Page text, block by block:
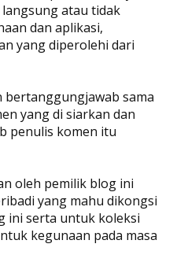
atau tidak
dan aplikasi,
yang diperolehi dari
bertanggungjawab sama
yang di siarkan dan
penulis komen itu
oleh pemilik blog ini
yang mahu dikongsi
ini serta untuk koleksi
kegunaan pada masa